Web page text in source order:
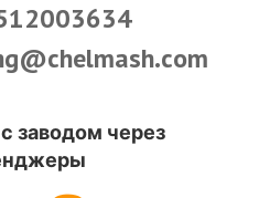
заводом через